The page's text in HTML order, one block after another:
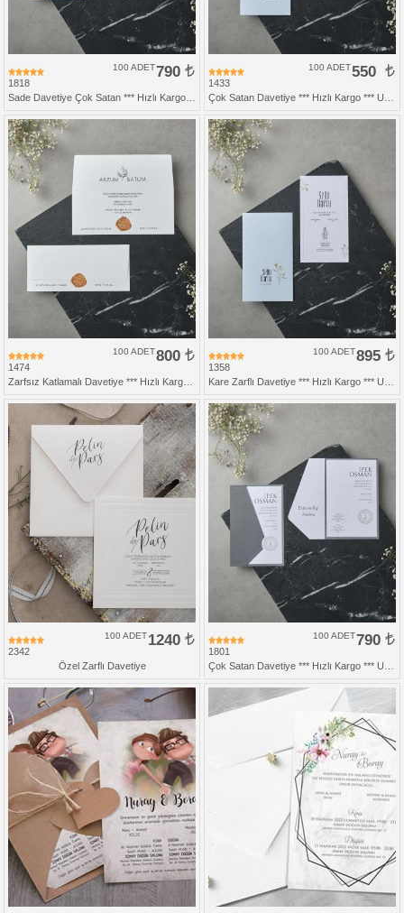
1818
790
100 ADET
1433
550
100 ADET
1474
800
100 ADET
1358
895
100 ADET
2342
1240
100 ADET
Özel Zarflı Davetiye
1801
790
100 ADET